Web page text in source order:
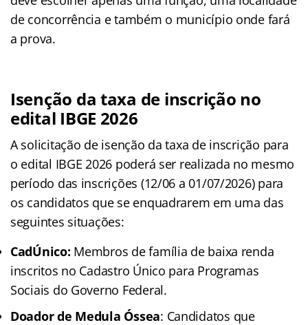
de concorrência e também o município onde fará
a prova.
Isenção da taxa de inscrição no
edital IBGE 2026
A solicitação de isenção da taxa de inscrição para
o edital IBGE 2026 poderá ser realizada no mesmo
período das inscrições (12/06 a 01/07/2026) para
os candidatos que se enquadrarem em uma das
seguintes situações:
CadÚnico: Membros de família de baixa renda
inscritos no Cadastro Único para Programas
Sociais do Governo Federal.
Doador de Medula Óssea: Candidatos que